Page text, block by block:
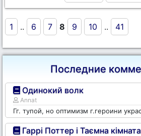
1 .. 6 7 8 9 10 .. 41
Последние
Одинокий волк
Annat
Гг. тупой, но оптимизм г.героини
Гаррі Поттер і Таємна кімната